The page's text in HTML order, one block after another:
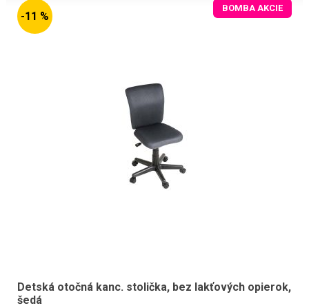
-11 %
BOMBA AKCIE
Detská otočná kanc. stolička, bez lakťových opierok,
šedá